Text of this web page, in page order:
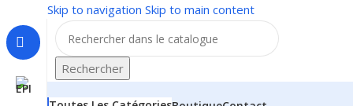
Skip to navigation Skip to main content
Rechercher